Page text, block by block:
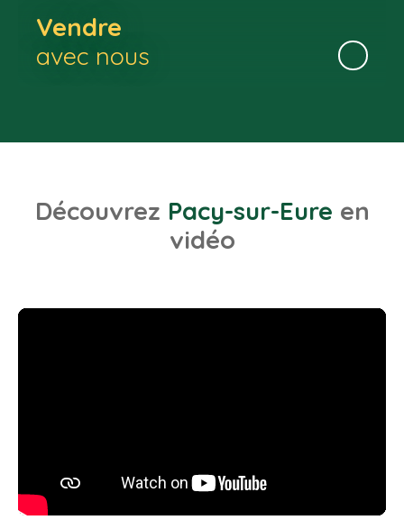
Vendre
avec nous
Découvrez Pacy-sur-Eure en
vidéo